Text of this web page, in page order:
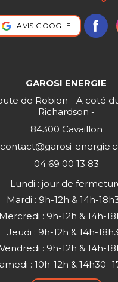
AVIS GOOGLE
GAROSI ENERGIE
de Robion - A coté
Richardson -
84300 Cavaillon
contact@garosi-
04 69 00 13 83
Lundi : jour de
Mardi : 9h-12h & 14h-
Mercredi : 9h-12h & 14h-
Jeudi : 9h-12h & 14h-
Vendredi : 9h-12h & 14h-
: 10h-12h & 14h30 -